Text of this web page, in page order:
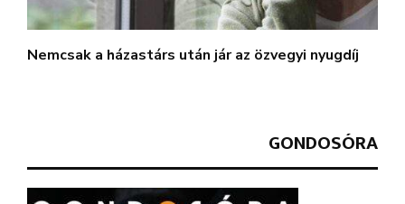
Nemcsak a házastárs után jár az özvegyi nyugdíj
GONDOSÓRA